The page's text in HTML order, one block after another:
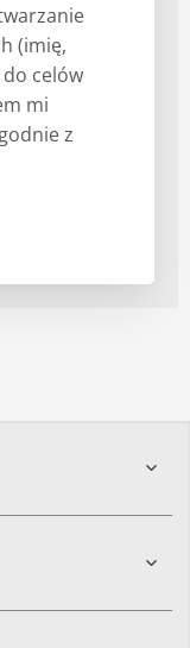
(imię,
celów
mi
z